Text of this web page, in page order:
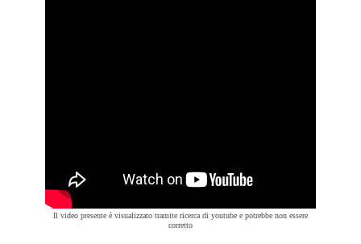
Il video presente è visualizzato tramite ricerca di youtube e potrebbe non essere
corretto